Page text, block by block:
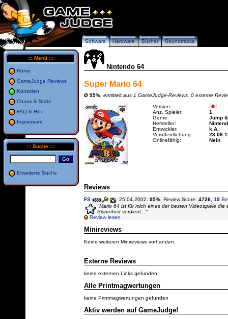
Software Hardware Bücher Soundtracks
::: Menü:::
Home
GameJudge Reviews
Konsolen
Charts & Stats
FAQ & Hilfe
Impressum
::: Suche :::
Erweiterte Suche
Nintendo 64
Super Mario 64
Ø 95% , ermittelt aus 1 GameJudge-Reviews, 0 externe
Version:
Anz. Spieler:
1
Genre:
Jump
Hersteller:
Entwickler:
k.A.
Veröffentlichung:
Onlinefähig:
Nein
Reviews
FS , 25.04.2002: 95% , Review Score: 4726 19
"Mario 64 ist für mich eines der besten Videospiele
Sicherheit verdient..."
Review lesen
Minireviews
Keine weiteren Minireviews vorhanden.
Externe Reviews
keine externen Links gefunden
Alle Printmagwertungen
keine Printmagwertungen gefunden
Aktiv werden auf GameJudge!